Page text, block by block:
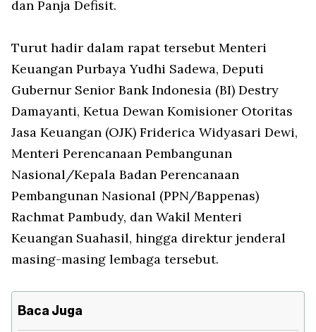
dan Panja Defisit.
Turut hadir dalam rapat tersebut Menteri
Keuangan Purbaya Yudhi Sadewa, Deputi
Gubernur Senior Bank Indonesia (BI) Destry
Damayanti, Ketua Dewan Komisioner Otoritas
Jasa Keuangan (OJK) Friderica Widyasari Dewi,
Menteri Perencanaan Pembangunan
Nasional/Kepala Badan Perencanaan
Pembangunan Nasional (PPN/Bappenas)
Rachmat Pambudy, dan Wakil Menteri
Keuangan Suahasil, hingga direktur jenderal
masing-masing lembaga tersebut.
Baca Juga